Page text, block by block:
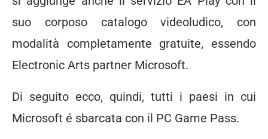
suo corposo catalogo videoludico, con
modalità completamente gratuite, essendo
Electronic Arts partner Microsoft.
Di seguito ecco, quindi, tutti i paesi in cui
Microsoft é sbarcata con il PC Game Pass.